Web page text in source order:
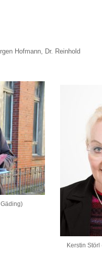
Hofmann, Dr. Reinhold
Kerstin